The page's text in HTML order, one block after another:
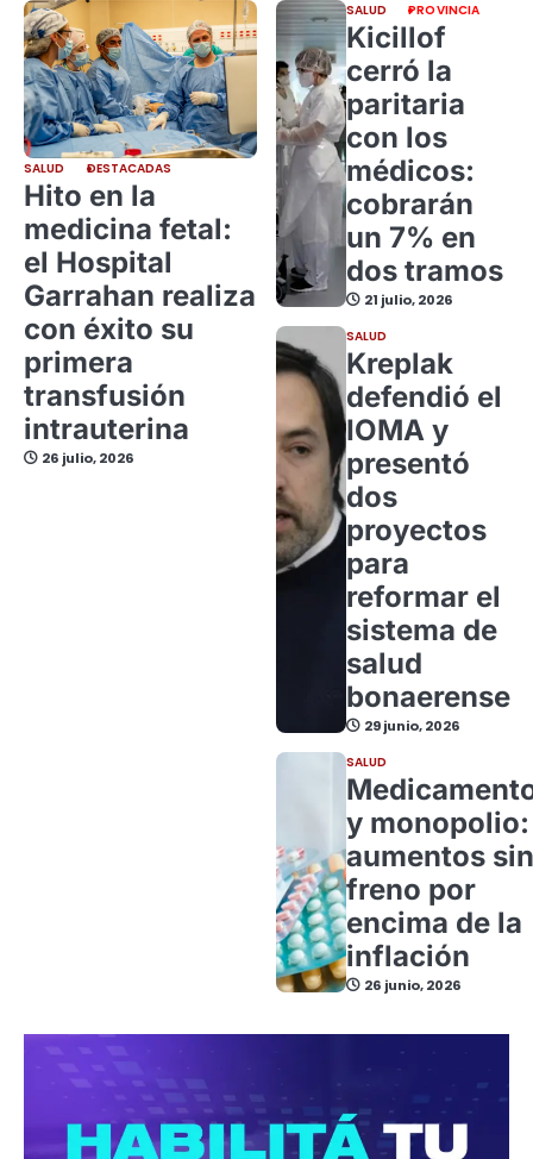
SALUD DESTACADAS
Hito en la
medicina fetal:
el Hospital
Garrahan realiza
con éxito su
primera
transfusión
intrauterina
26 julio, 2026
SALUD PROVINCIA
Kicillof
cerró la
paritaria
con los
médicos:
cobrarán
un 7% en
dos tramos
21 julio, 2026
SALUD
Kreplak
defendió el
IOMA y
presentó
dos
proyectos
para
reformar el
sistema de
salud
bonaerense
29 junio, 2026
SALUD
y monopolio:
aumentos sin
freno por
encima de la
inflación
26 junio, 2026